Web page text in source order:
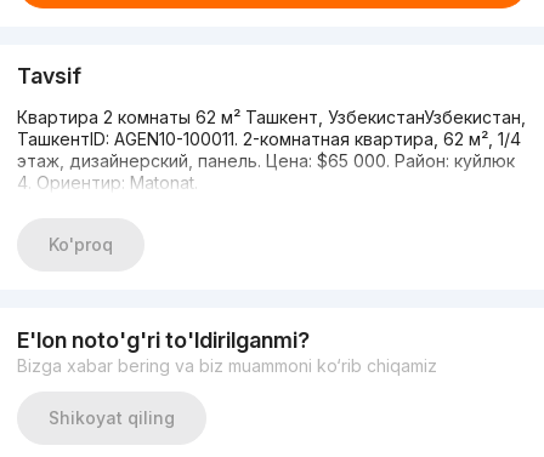
Tavsif
Квартира 2 комнаты 62 м² Ташкент, УзбекистанУзбекистан,
ТашкентID: AGEN10-100011. 2-комнатная квартира, 62 м², 1/4
этаж, дизайнерский, панель. Цена: $65 000. Район: куйлюк
4. Ориентир: Matonat.
Ko'proq
E'lon noto'g'ri to'ldirilganmi?
Bizga xabar bering va biz muammoni ko‘rib chiqamiz
Shikoyat qiling